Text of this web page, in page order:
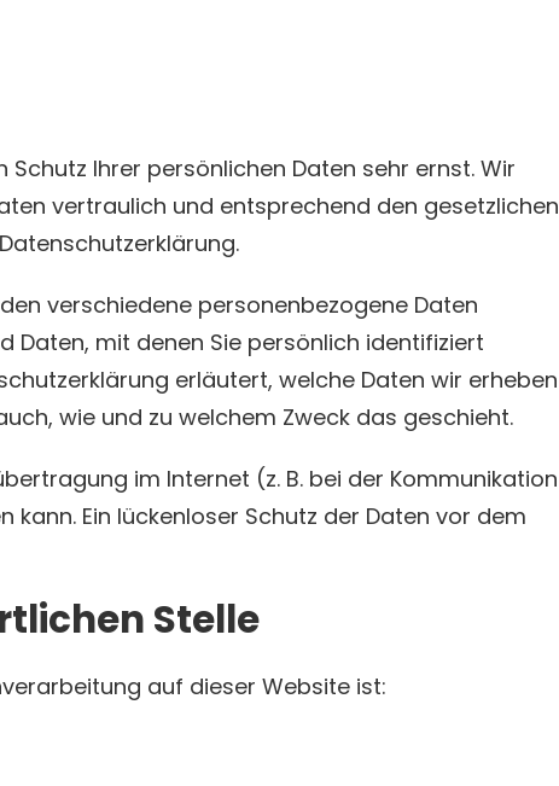
Ihrer persönlichen Daten sehr ernst. Wir
vertraulich und entsprechend den gesetzlichen
verschiedene personenbezogene Daten
Daten, mit denen Sie persönlich identifiziert
erläutert, welche Daten wir erheben
wie und zu welchem Zweck das geschieht.
im Internet (z. B. bei der Kommunikation
kann. Ein lückenloser Schutz der Daten vor dem
Stelle
auf dieser Website ist: